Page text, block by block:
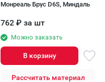
Монреаль Брус D6S, Миндаль
762 ₽ за шт
Можно заказать
В корзину
Рассчитать материал